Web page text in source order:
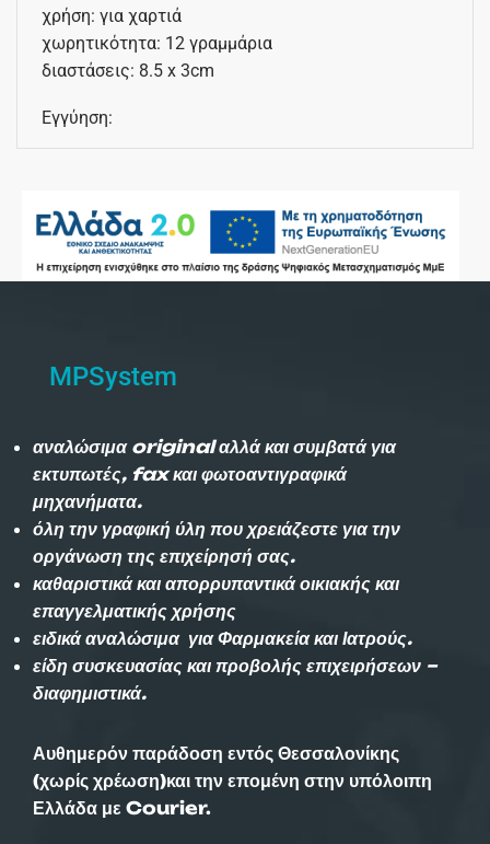
χρήση: για χαρτιά
χωρητικότητα: 12 γραμμάρια
διαστάσεις: 8.5 x 3cm
Εγγύηση:
MPSystem
αναλώσιμα original αλλά και συμβατά για
εκτυπωτές, fax και φωτοαντιγραφικά
μηχανήματα.
όλη την γραφική ύλη που χρειάζεστε για την
οργάνωση της επιχείρησή σας.
καθαριστικά και απορρυπαντικά οικιακής και
επαγγελματικής χρήσης
ειδικά αναλώσιμα για Φαρμακεία και Ιατρούς.
είδη συσκευασίας και προβολής επιχειρήσεων –
διαφημιστικά.
Αυθημερόν παράδοση εντός Θεσσαλονίκης
(χωρίς χρέωση)και την επομένη στην υπόλοιπη
Ελλάδα με Courier.